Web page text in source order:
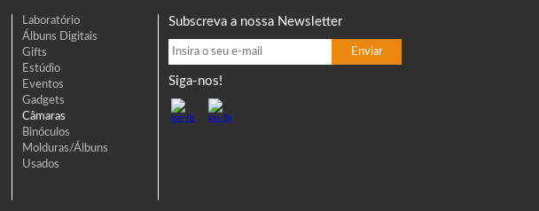
Laboratório
Álbuns Digitais
Gifts
Estúdio
Eventos
Gadgets
Câmaras
Binóculos
Molduras/Álbuns
Usados
Subscreva a nossa Newsletter
Siga-nos!